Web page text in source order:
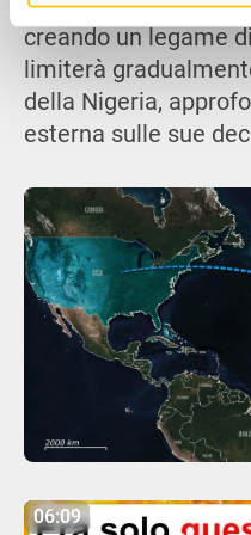
raccolto dal tuo utilizzo
creando un legame
limiterà
della Nigeria,
esterna sulle sue
06:09